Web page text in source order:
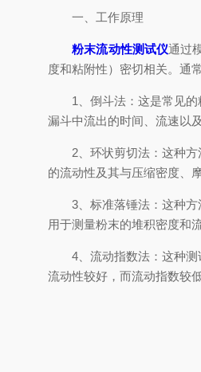
一、工作原理
粉末流动性测试仪通过
度和粘附性）密切相关。通
1、倒斗法：这是常见的粉
漏斗中流出的时间、流速以
2、环状剪切法：这种方法
的流动性及其与压缩密度、
3、标准落锤法：这种方法
用于测量粉末的堆积密度和流
4、流动指数法：这种测试
流动性较好，而流动指数较